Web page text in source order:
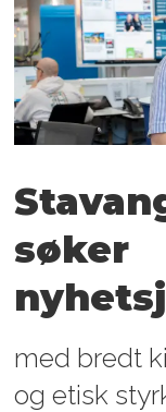
søker
med bredt
og etisk